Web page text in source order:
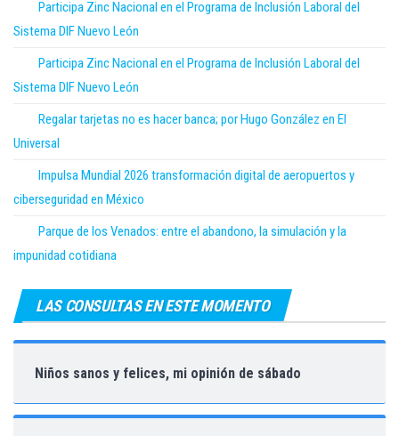
Participa Zinc Nacional en el Programa de Inclusión Laboral del
Sistema DIF Nuevo León
Participa Zinc Nacional en el Programa de Inclusión Laboral del
Sistema DIF Nuevo León
Regalar tarjetas no es hacer banca; por Hugo González en El
Universal
Impulsa Mundial 2026 transformación digital de aeropuertos y
ciberseguridad en México
Parque de los Venados: entre el abandono, la simulación y la
impunidad cotidiana
LAS CONSULTAS EN ESTE MOMENTO
Niños sanos y felices, mi opinión de sábado